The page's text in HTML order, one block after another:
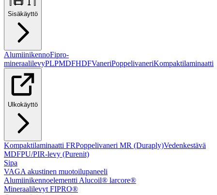
Sisäkäyttö
AlumiinikennoFipro-
mineraalilevyPLPMDFHDFVaneriPoppelivaneriKompaktilaminaatti
Ulkokäyttö
Kompaktilaminaatti FRPoppelivaneri MR (Duraply)Vedenkestävä
MDFPU/PIR-levy (Purenit)
Sipa
VAGA akustinen muotoilupaneeli
Alumiinikennoelementti Alucoil® larcore®
Mineraalilevyt FIPRO®